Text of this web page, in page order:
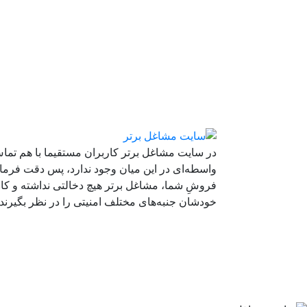
در سایت مشاغل برتر کاربران مستقیما با هم
واسطه‌ای در این میان وجود ندارد، پس دقت
فروشِ شما، مشاغل برتر هیچ دخالتی نداشته و
خودشان جنبه‌های مختلف امنیتی را در نظر